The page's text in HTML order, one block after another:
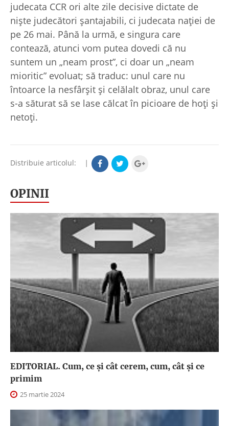
judecata CCR ori alte zile decisive dictate de
nişte judecători şantajabili, ci judecata naţiei de
pe 26 mai. Până la urmă, e singura care
contează, atunci vom putea dovedi că nu
suntem un „neam prost”, ci doar un „neam
mioritic” evoluat; să traduc: unul care nu
întoarce la nesfârşit şi celălalt obraz, unul care
s-a săturat să se lase călcat în picioare de hoţi şi
netoţi.
Distribuie articolul: |
OPINII
EDITORIAL. Cum, ce şi cât cerem, cum, cât şi ce
primim
25 martie 2024